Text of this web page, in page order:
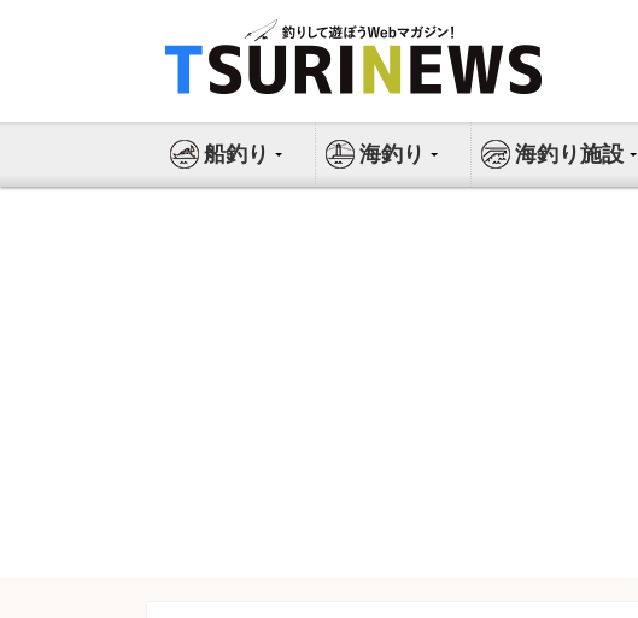
ス
船釣り 海釣り 海釣り施設